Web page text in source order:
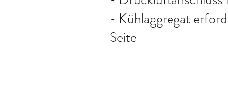
- Kühlaggregat
Seite